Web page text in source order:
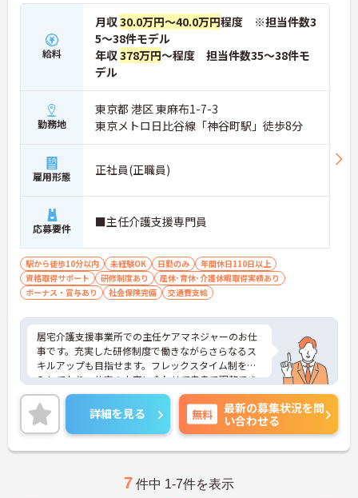
給料
月収30.0万円～40.0万円程度 ※担当件数3
5～38件モデル
年収378万円～程度 担当件数35～38件モ
デル
勤務地
東京都 港区 東麻布1-7-3
東京メトロ日比谷線「神谷町駅」徒歩8分
雇用形態 正社員(正職員)
応募要件 ■主任介護支援専門員
駅から徒歩10分以内 未経験OK 日勤のみ
年間休日110日以上
資格取得サポート
研修制度あり
産休･育休･介護休暇取得実績あり
ボーナス・賞与あり
社会保険完備 交通費支給
居宅介護支援事業所での主任ケアマネジャーのお仕
事です。充実した研修制度で働きながらさらなるス
キルアップも目指せます。フレックスタイム制を導
入しており、仕事の内容に合わせて自身で調整でき
無理なく勤務いただけます。ご興味のある方には、
面接対策ポイントなど、さらに詳細をお話しいたし
ますのでお気軽にご相談ください！
詳細を見る 無料
最新の募集状況を問
い合わせる
7 件中 1-7件を表示